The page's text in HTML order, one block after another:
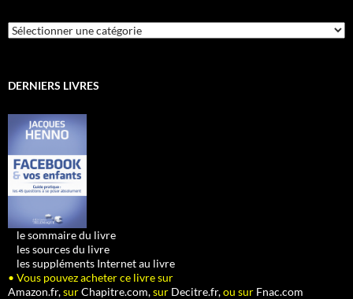
Catégories
DERNIERS LIVRES
le sommaire du livre
les sources du livre
les suppléments Internet au livre
• Vous pouvez acheter ce livre sur
Amazon.fr,surChapitre.com,sur Decitre.fr,ou sur Fnac.com